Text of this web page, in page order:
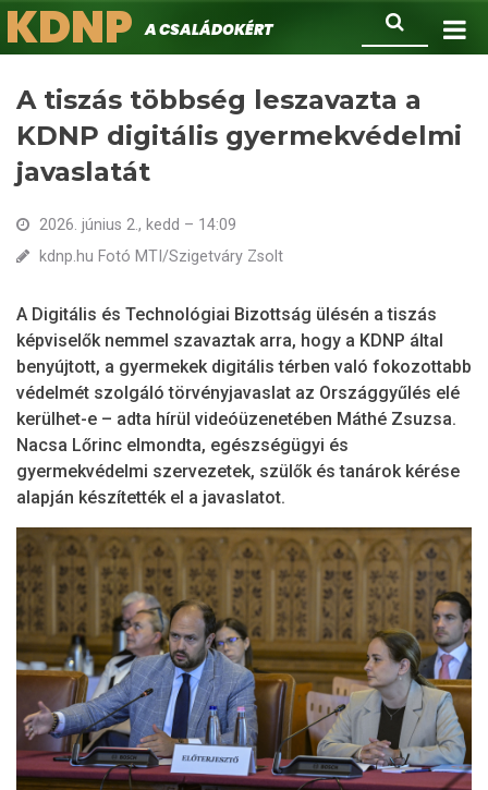
Ugrás
a
Keresés
KDNPA családokért.
A tiszás többség leszavazta a
KDNP digitális gyermekvédelmi
javaslatát
2026. június 2., kedd – 14:09
kdnp.hu Fotó MTI/Szigetváry Zsolt
A Digitális és Technológiai Bizottság ülésén a tiszás
képviselők nemmel szavaztak arra, hogy a KDNP által
benyújtott, a gyermekek digitális térben való fokozottabb
védelmét szolgáló törvényjavaslat az Országgyűlés elé
kerülhet-e – adta hírül videóüzenetében Máthé Zsuzsa.
Nacsa Lőrinc elmondta, egészségügyi és
gyermekvédelmi szervezetek, szülők és tanárok kérése
alapján készítették el a javaslatot.